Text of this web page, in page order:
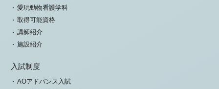
愛玩動物看護学科
取得可能資格
講師紹介
施設紹介
入試制度
AOアドバンス入試